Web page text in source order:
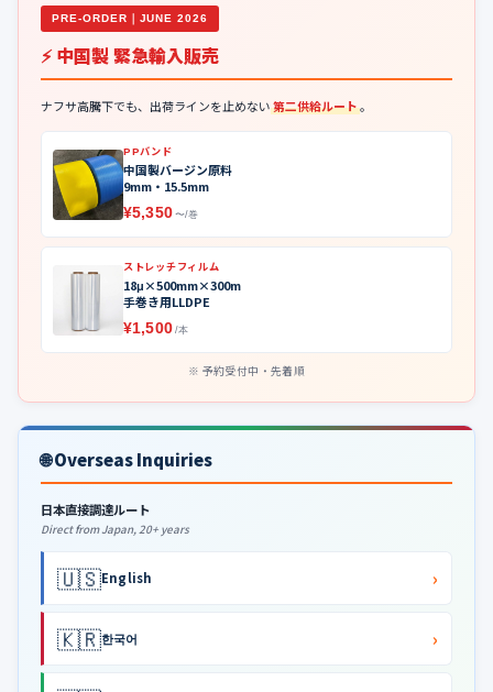
PRE-ORDER｜JUNE 2026
⚡ 中国製 緊急輸入販売
ナフサ高騰下でも、出荷ラインを止めない第二供給ルート。
PPバンド
中国製バージン原料
9mm・15.5mm
¥5,350 〜/巻
ストレッチフィルム
18μ×500mm×300m
手巻き用LLDPE
¥1,500 /本
予約受付中・先着順
🌐 Overseas Inquiries
日本直接調達ルート
Direct from Japan, 20+ years
🇺🇸English ›
🇰🇷한국어 ›